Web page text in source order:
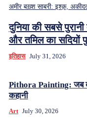
अमीर बख़्श साबरी: इश्क़,
दुनिया की सबसे
और तमिल का सदियों
इतिहास July 31, 2026
Pithora Painting: जब
कहानी
Art July 30, 2026